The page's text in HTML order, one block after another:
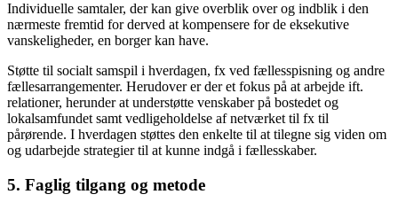
Individuelle samtaler, der kan give overblik over og indblik i den
nærmeste fremtid for derved at kompensere for de eksekutive
vanskeligheder, en borger kan have.
Støtte til socialt samspil i hverdagen, fx ved fællesspisning og andre
fællesarrangementer. Herudover er der et fokus på at arbejde ift.
relationer, herunder at understøtte venskaber på bostedet og
lokalsamfundet samt vedligeholdelse af netværket til fx til
pårørende. I hverdagen støttes den enkelte til at tilegne sig viden om
og udarbejde strategier til at kunne indgå i fællesskaber.
5. Faglig tilgang og metode